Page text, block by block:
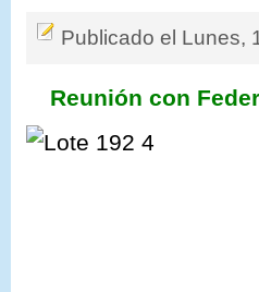
Publicado el Lunes,
Reunión con